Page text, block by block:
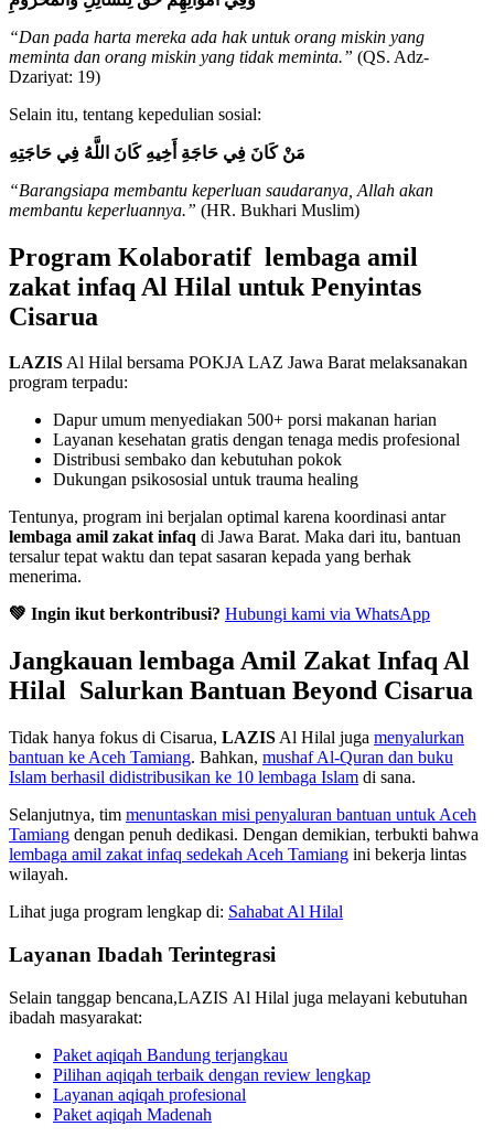
“Dan pada harta mereka ada hak untuk orang miskin yang
meminta dan orang miskin yang tidak meminta.” (QS. Adz-
Dzariyat: 19)
Selain itu, tentang kepedulian sosial:
مَنْ كَانَ فِي حَاجَةِ أَخِيهِ كَانَ اللَّهُ فِي حَاجَتِهِ
“Barangsiapa membantu keperluan saudaranya, Allah akan
membantu keperluannya.” (HR. Bukhari Muslim)
Program Kolaboratif lembaga amil
zakat infaq Al Hilal untuk Penyintas
Cisarua
LAZISAl Hilal bersama POKJA LAZ Jawa Barat melaksanakan
program terpadu:
Dapur umum menyediakan 500+ porsi makanan harian
Layanan kesehatan gratis dengan tenaga medis profesional
Distribusi sembako dan kebutuhan pokok
Dukungan psikososial untuk trauma healing
Tentunya, program ini berjalan optimal karena koordinasi antar
lembaga amil zakat infaq di Jawa Barat. Maka dari itu, bantuan
tersalur tepat waktu dan tepat sasaran kepada yang berhak
menerima.
💚 Ingin ikut berkontribusi? Hubungi kami via WhatsApp
Jangkauan lembaga Amil Zakat Infaq Al
Hilal Salurkan Bantuan Beyond Cisarua
Tidak hanya fokus di Cisarua, LAZIS Al Hilal juga menyalurkan
bantuan ke Aceh Tamiang. Bahkan, mushaf Al-Quran dan buku
Islam berhasil didistribusikan ke 10 lembaga Islam di sana.
Selanjutnya, tim menuntaskan misi penyaluran bantuan untuk Aceh
Tamiang dengan penuh dedikasi. Dengan demikian, terbukti bahwa
lembaga amil zakat infaq sedekah Aceh Tamiang ini bekerja lintas
wilayah.
Lihat juga program lengkap di: Sahabat Al Hilal
Layanan Ibadah Terintegrasi
Selain tanggap bencana,LAZIS Al Hilal juga melayani kebutuhan
ibadah masyarakat:
Paket aqiqah Bandung terjangkau
Pilihan aqiqah terbaik dengan review lengkap
Layanan aqiqah profesional
Paket aqiqah Madenah